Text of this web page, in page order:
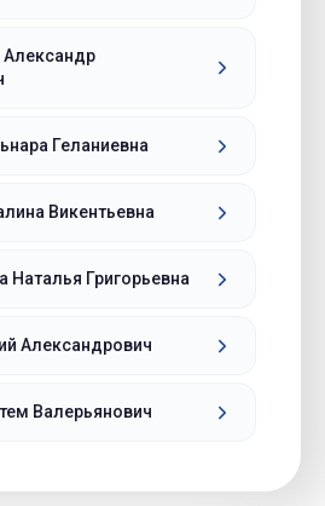
Александр
Геланиевна
Викентьевна
Наталья Григорьевна
Александрович
Валерьянович